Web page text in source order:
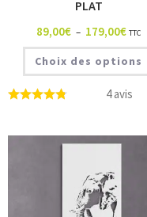
4 avis
PLAT
89,00€ – 179,00€ TTC
Choix des options